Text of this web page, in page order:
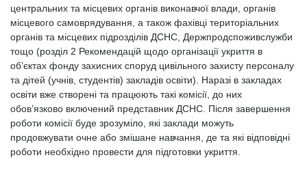
центральних та місцевих органів виконавчої влади, органів
місцевого самоврядування, а також фахівці територіальних
органів та місцевих підрозділів ДСНС, Держпродспоживслужби
тощо (розділ 2 Рекомендацій щодо організації укриття в
об’єктах фонду захисних споруд цивільного захисту персоналу
та дітей (учнів, студентів) закладів освіти). Наразі в закладах
освіти вже створені та працюють такі комісії, до них
обов’язково включений представник ДСНС. Після завершення
роботи комісії буде зрозуміло, які заклади можуть
продовжувати очне або змішане навчання, де та які відповідні
роботи необхідно провести для підготовки укриття.